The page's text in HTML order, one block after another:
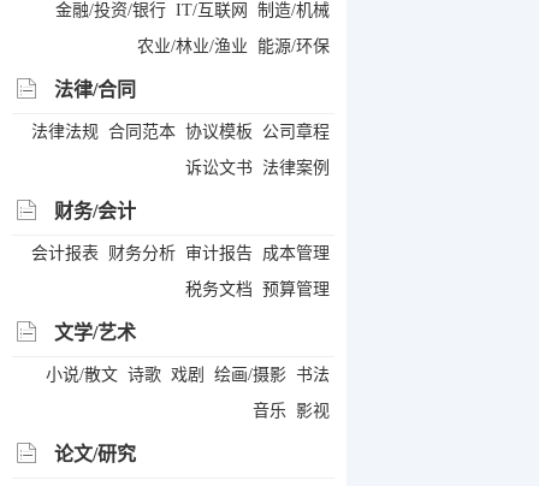
金融/投资/银行 IT/互联网
制造/机械
农业/林业/渔业
能源/环保
法律/合同
法律法规 合同范本 协议模板
公司章程
诉讼文书 法律案例
财务/会计
会计报表 财务分析 审计报告 成本管理
税务文档 预算管理
文学/艺术
小说/散文 诗歌 戏剧 绘画/摄影 书法
音乐
影视
论文/研究